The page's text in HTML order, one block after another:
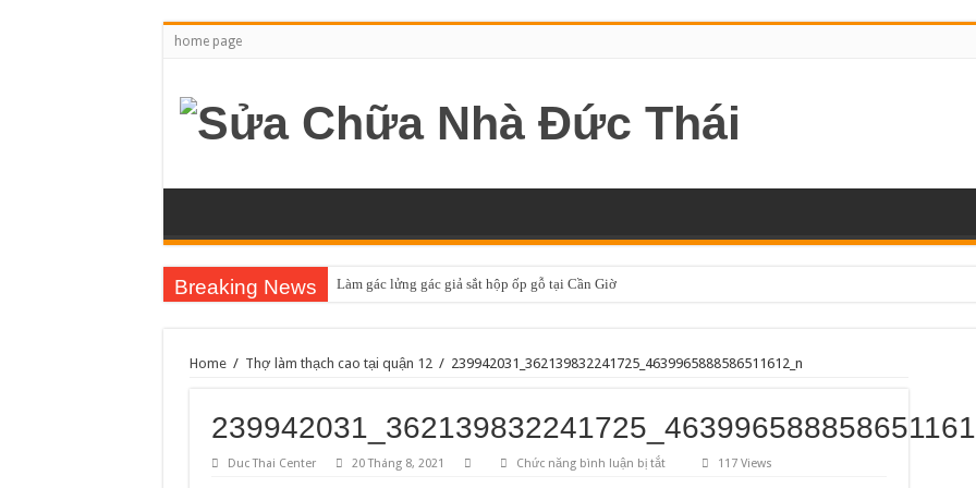
home page
Breaking News Làm gác lửng gác giả sắt hộp ốp gỗ tại Cần Giờ
Home / Thợ làm thạch cao tại quận 12 / 239942031_362139832241725_4639965888586511612_n
Duc Thai Center 20 Tháng 8, 2021 Chức năng bình luận bị tắtở
117 Views